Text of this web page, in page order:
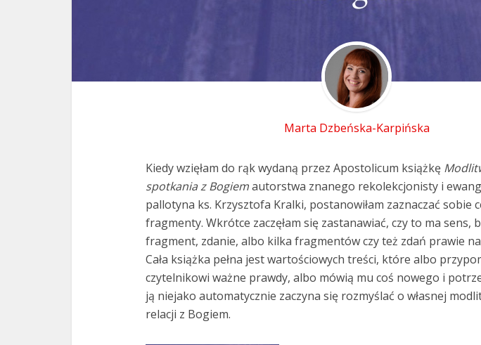
Marta Dzbeńska-Karpińska
Kiedy wzięłam do rąk wydaną przez Apostolicum książkę
spotkania z Bogiemautorstwa znanego rekolekcjonisty i
pallotyna ks. Krzysztofa Kralki, postanowiłam zaznaczać sobie
fragmenty. Wkrótce zaczęłam się zastanawiać, czy to ma sens,
fragment, zdanie, albo kilka fragmentów czy też zdań prawie
Cała książka pełna jest wartościowych treści, które albo
czytelnikowi ważne prawdy, albo mówią mu coś nowego i
ją niejako automatycznie zaczyna się rozmyślać o własnej
relacji z Bogiem.